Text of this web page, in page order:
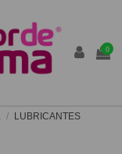
0
LUBRICANTES